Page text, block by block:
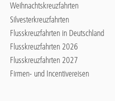
Weihnachtskreuzfahrten
Silvesterkreuzfahrten
Flusskreuzfahrten in Deutschland
Flusskreuzfahrten 2026
Flusskreuzfahrten 2027
Firmen- und Incentivereisen